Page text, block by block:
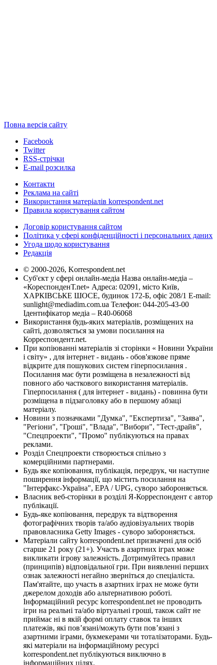
Повна версія сайту
Facebook
Twitter
RSS-стрічки
E-mail розсилка
Контакти
Реклама на сайті
Використання матеріалів korrespondent.net
Правила користування сайтом
Договір користування сайтом
Політика у сфері конфіденційності і персональних даних
Угода щодо користування
Редакція
© 2000-2026, Korrespondent.net
Суб'єкт у сфері онлайн-медіа Назва онлайн-медіа –
«КореспонденТ.net» Адреса: 02091, місто Київ,
ХАРКІВСЬКЕ ШОСЕ, будинок 172-Б, офіс 208/1 E-mail:
sunlight@mediadim.com.ua Телефон: 044-205-43-00
Ідентифікатор медіа – R40-06068
Використання будь-яких матеріалів, розміщених на
сайті, дозволяється за умови посилання на
Корреспондент.net.
При копіюванні матеріалів зі сторінки « Новини України
і світу» , для інтернет - видань - обов'язкове пряме
відкрите для пошукових систем гіперпосилання .
Посилання має бути розміщена в незалежності від
повного або часткового використання матеріалів.
Гіперпосилання ( для інтернет - видань) - повинна бути
розміщена в підзаголовку або в першому абзаці
матеріалу.
Новини з позначками "Думка", "Експертиза", "Заява",
"Регіони", "Гроші", "Влада", "Вибори", "Тест-драйв",
"Спецпроекти", "Промо" публікуються на правах
реклами.
Розділ Спецпроекти створюється спільно з
комерційними партнерами.
Будь яке копіювання, публікація, передрук, чи наступне
поширення інформації, що містить посилання на
"Інтерфакс-Україна", EPA / UPG, суворо забороняється.
Власник веб-сторінки в розділі Я-Корреспондент є автор
публікації.
Будь-яке копіювання, передрук та відтворення
фотографічних творів та/або аудіовізуальних творів
правовласника Getty Images - суворо забороняється.
Матеріали сайту korrespondent.net призначені для осіб
старше 21 року (21+). Участь в азартних іграх може
викликати ігрову залежність. Дотримуйтесь правил
(принципів) відповідальної гри. При виявленні перших
ознак залежності негайно зверніться до спеціаліста.
Пам'ятайте, що участь в азартних іграх не може бути
джерелом доходів або альтернативою роботі.
Інформаційний ресурс korrespondent.net не проводить
ігри на реальні та/або віртуальні гроші, також сайт не
приймає ні в якій формі оплату ставок та інших
платежів, які пов’язані/можуть бути пов’язані з
азартними іграми, букмекерами чи тоталізаторами. Будь-
які матеріали на інформаційному ресурсі
korrespondent.net публікуються виключно в
інформаційних цілях.